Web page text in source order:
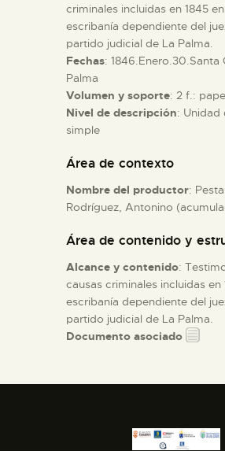
DIDÁCTICA
ESPAÑOL
criminales incluidas en 1845
escribanía dependiente del
partido judicial de La Palma.
Fechas: 1846.Enero.30.Santa
Palma
Volumen y soporte: 2 f.:
Nivel de descripción: Unidad
simple
Área de contexto
Nombre del productor:
Rodríguez, Antonino
Área de contenido y
Alcance y contenido:
causas criminales incluidas en
escribanía dependiente del
partido judicial de La Palma.
Documento asociado